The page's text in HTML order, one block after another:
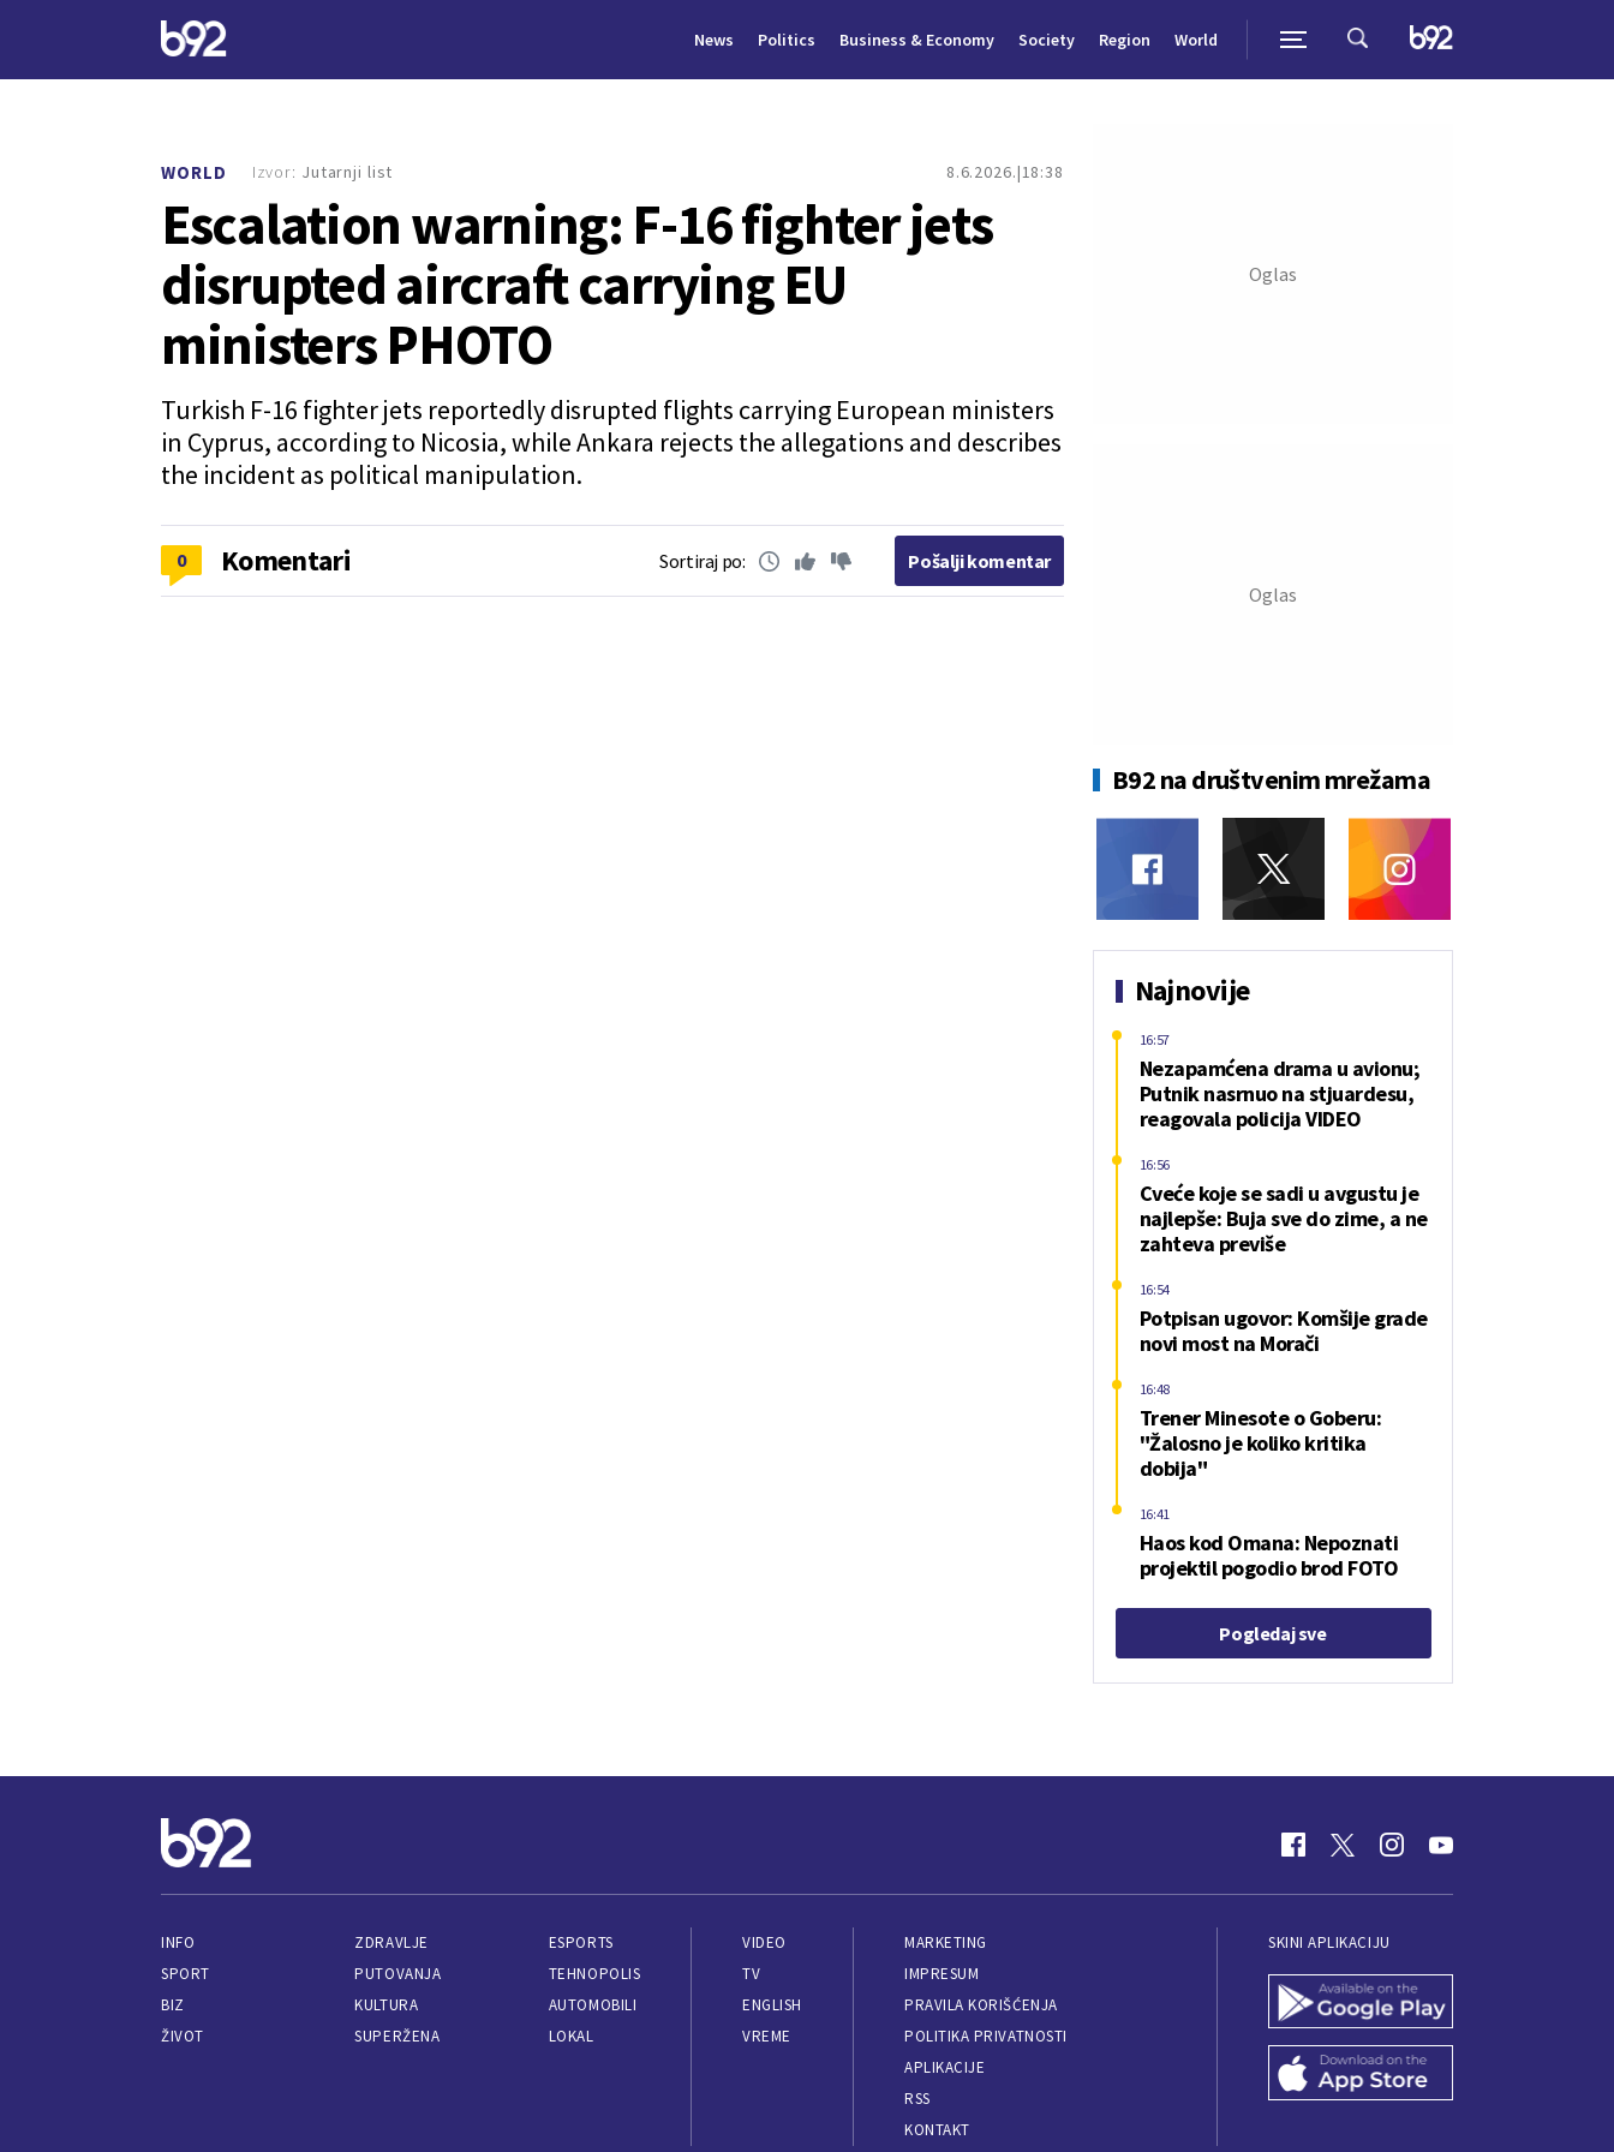
News Politics Business & Economy Society Region World
WORLD 8.6.2026. 18:38
Escalation warning: F-16 fighter jets
disrupted aircraft carrying EU
ministers PHOTO
Turkish F-16 fighter jets reportedly disrupted flights carrying European ministers
in Cyprus, according to Nicosia, while Ankara rejects the allegations and describes
the incident as political manipulation.
Izvor: Jutarnji list
0 Komentari Sortiraj po: Pošalji komentar
B92 na društvenim mrežama
Najnovije
Nezapamćena drama u avionu;
Putnik nasrnuo na stjuardesu,
reagovala policija VIDEO
16:57
Cveće koje se sadi u avgustu je
najlepše: Buja sve do zime, a ne
zahteva previše
16:56
Potpisan ugovor: Komšije grade
novi most na Morači
16:54
Trener Minesote o Goberu:
"Žalosno je koliko kritika
dobija"
16:48
Haos kod Omana: Nepoznati
projektil pogodio brod FOTO
16:41
Pogledaj sve
INFO
SPORT
BIZ
ŽIVOT
ZDRAVLJE
PUTOVANJA
KULTURA
SUPERŽENA
ESPORTS
TEHNOPOLIS
AUTOMOBILI
LOKAL
VIDEO
TV
ENGLISH
VREME
MARKETING
IMPRESUM
PRAVILA KORIŠĆENJA
POLITIKA PRIVATNOSTI
APLIKACIJE
RSS
KONTAKT
SKINI APLIKACIJU